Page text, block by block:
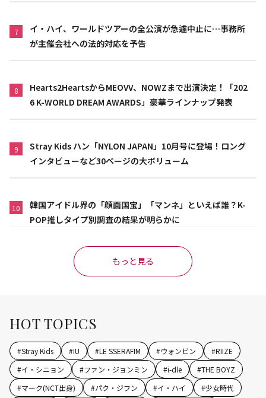
7
イ・ハイ、ワールドツアーの全公演が急遽中止に…事務所
が主催会社への法的対応を予告
8
Hearts2HeartsからMEOVV、NOWZまで出演決定！「202
6 K-WORLD DREAM AWARDS」豪華ラインナップ発表
9
Stray Kids ハン「NYLON JAPAN」10月号に登場！ロング
インタビューなど30ページの大ボリューム
10
韓国アイドル界の「顔面国宝」「マンネ」といえば誰？K-
POP推しタイプ別調査の結果が明らかに
もっと見る
HOT TOPICS
#Stray Kids #IU #LE SSERAFIM #ウォンビン #RIIZE
#イ・シニョン #ファン・ジョンミン #i-dle #THE BOYZ
#マーク(NCT出身) #パク・ジフン #イ・ハイ #少女時代